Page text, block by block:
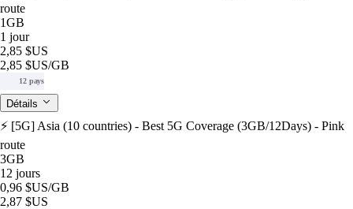
route
1GB
1 jour
2,85 $US
2,85 $US/GB
12 pays
Détails
⚡️ [5G] Asia (10 countries) - Best 5G Coverage (3GB/12Days) - Pink
route
3GB
12 jours
0,96 $US/GB
2,87 $US